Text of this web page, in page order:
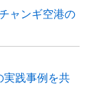
ャンギ空港の
実践事例を共